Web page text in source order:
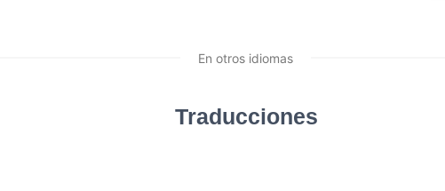
En otros idiomas
Traducciones